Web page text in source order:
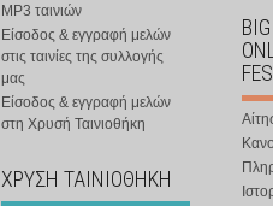
MP3 ταινιών
Είσοδος & εγγραφή μελών
στις ταινίες της συλλογής
μας
Είσοδος & εγγραφή μελών
στη Χρυσή Ταινιοθήκη
ΧΡΥΣΗ ΤΑΙΝΙΟΘΗΚΗ